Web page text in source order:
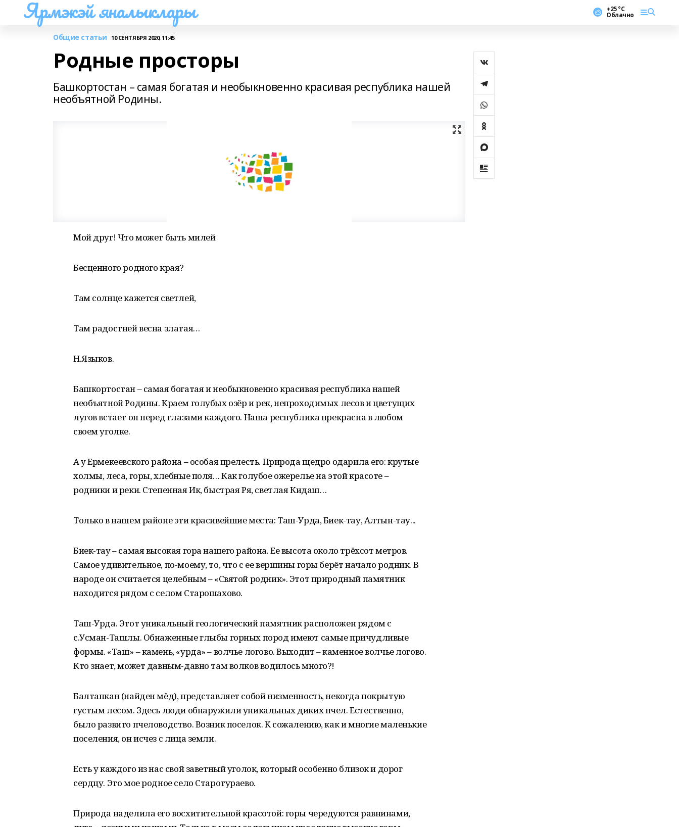
Ярмэкэй яналыклары +25 °С
Облачно
Общие статьи 10 СЕНТЯБРЯ 2020, 11:45
Родные просторы
Башкортостан – самая богатая и необыкновенно красивая республика нашей
необъятной Родины.
Мой друг! Что может быть милей
Бесценного родного края?
Там солнце кажется светлей,
Там радостней весна златая…
Н.Языков.
Башкортостан – самая богатая и необыкновенно красивая республика нашей
необъятной Родины. Краем голубых озёр и рек, непроходимых лесов и цветущих
лугов встает он перед глазами каждого. Наша республика прекрасна в любом
своем уголке.
А у Ермекеевского района – особая прелесть. Природа щедро одарила его: крутые
холмы, леса, горы, хлебные поля… Как голубое ожерелье на этой красоте –
родники и реки. Степенная Ик, быстрая Ря, светлая Кидаш…
Только в нашем районе эти красивейшие места: Таш-Урда, Биек-тау, Алтын-тау...
Биек-тау – самая высокая гора нашего района. Ее высота около трёхсот метров.
Самое удивительное, по-моему, то, что с ее вершины горы берёт начало родник. В
народе он считается целебным – «Святой родник». Этот природный памятник
находится рядом с селом Старошахово.
Таш-Урда. Этот уникальный геологический памятник расположен рядом с
с.Усман-Ташлы. Обнаженные глыбы горных пород имеют самые причудливые
формы. «Таш» – камень, «урда» – волчье логово. Выходит – каменное волчье логово.
Кто знает, может давным-давно там волков водилось много?!
Балтапкан (найден мёд), представляет собой низменность, некогда покрытую
густым лесом. Здесь люди обнаружили уникальных диких пчел. Естественно,
было развито пчеловодство. Возник поселок. К сожалению, как и многие маленькие
поселения, он исчез с лица земли.
Есть у каждого из нас свой заветный уголок, который особенно близок и дорог
сердцу. Это мое родное село Старотураево.
Природа наделила его восхитительной красотой: горы чередуются равнинами,